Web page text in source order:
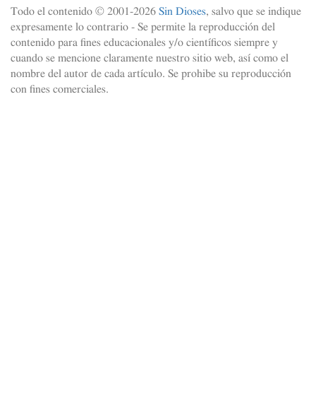
Todo el contenido © 2001-2026 Sin Dioses, salvo que se indique
expresamente lo contrario - Se permite la reproducción del
contenido para fines educacionales y/o científicos siempre y
cuando se mencione claramente nuestro sitio web, así como el
nombre del autor de cada artículo. Se prohibe su reproducción
con fines comerciales.